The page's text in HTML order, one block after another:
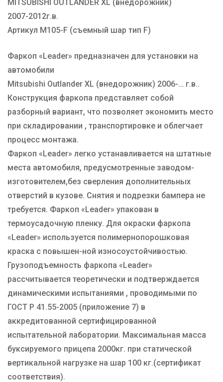
MITSUBISHI OUTLANDER XL (внедорожник)
2007-2012г.в.
Артикул M105-F (съемный шар тип F)
Фаркоп «Leader» предназначен для установки на
автомобили
Mitsubishi Outlander XL (внедорожник) 2006-… г.в..
Конструкция фаркопа представляет собой
разборный вариант, что позволяет экономить место
при складировании , транспортировке и облегчает
процесс монтажа.
Фаркоп «Leader» легко устанавливается на штатные
места автомобиля, предусмотренные заводом-
изготовителем,без сверления дополнительных
отверстий в кузове. Снятия и подрезки бампера не
требуется. Фаркоп «Leader» упакован в
термоусадочную пленку. Для окраски фаркопа
«Leader» используется полимернопорошковая
краска с повышен-ной износоустойчивостью.
Грузоподъемность фаркопа «Leader»
рассчитывается теоретически и подтверждается
динамическими испытаниями , проводимыми по
ГОСТ Р 41.55-2005 (приложение 7) в
аккредитованной сертифицированной
испытательной лаборатории. Максимальная масса
буксируемого прицепа 2000кг. при статической
вертикальной нагрузке на шар 100 кг.(сертификат
соответствия).
Производитель TAVIALS
Тип Шара